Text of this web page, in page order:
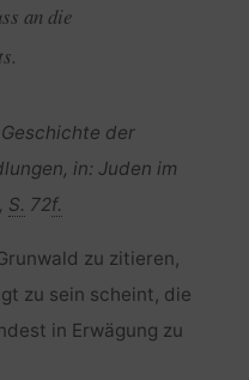
an die
der
in: Juden im
S. 72f.
zu zitieren,
zu sein scheint, die
in Erwägung zu